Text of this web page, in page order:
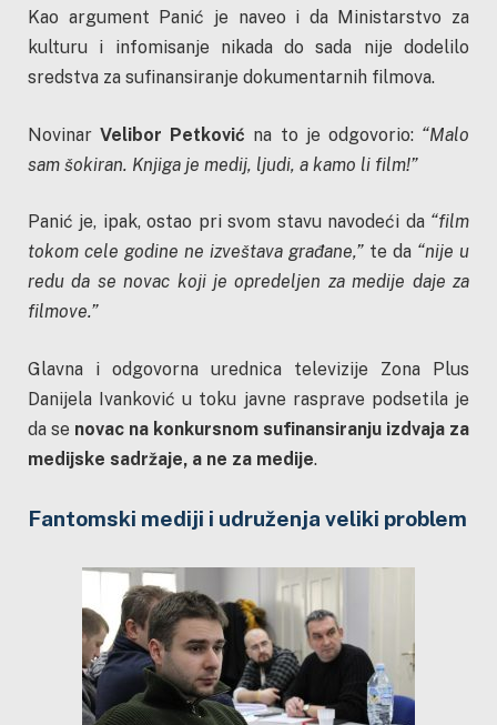
Kao argument Panić je naveo i da Ministarstvo za
kulturu i infomisanje nikada do sada nije dodelilo
sredstva za sufinansiranje dokumentarnih filmova.
NovinarVelibor Petković na to je odgovorio: “Malo
sam šokiran. Knjiga je medij, ljudi, a kamo li film!”
Panić je, ipak, ostao pri svom stavu navodeći da “film
tokom cele godine ne izveštava građane,” te da “nije u
redu da se novac koji je opredeljen za medije daje za
filmove.”
Glavna i odgovorna urednica televizije Zona Plus
Danijela Ivanković u toku javne rasprave podsetila je
da se novac na konkursnom sufinansiranju izdvaja za
medijske sadržaje, a ne za medije.
Fantomski mediji i udruženja veliki problem